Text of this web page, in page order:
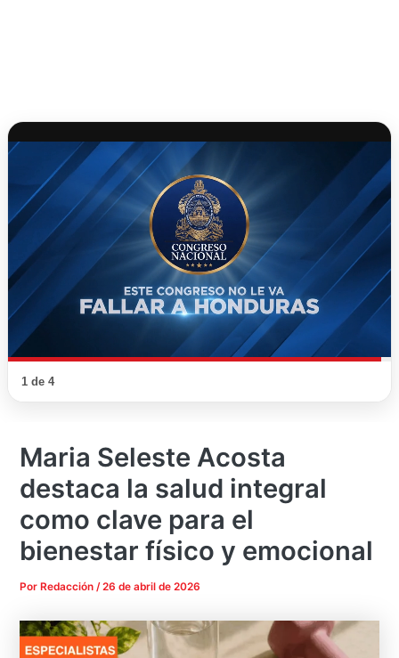
destaca la salud integral
como clave para el
bienestar físico y emocional
PorRedacción/ 26 de abril de 2026